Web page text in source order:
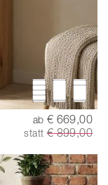
ab € 669,00
statt€ 899,00